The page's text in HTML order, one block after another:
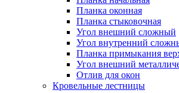
Планка оконная
Планка стыковочная
Угол внешний сложный
Угол внутренний
Планка примыкания
Угол внешний
Отлив для окон
Кровельные лестницы